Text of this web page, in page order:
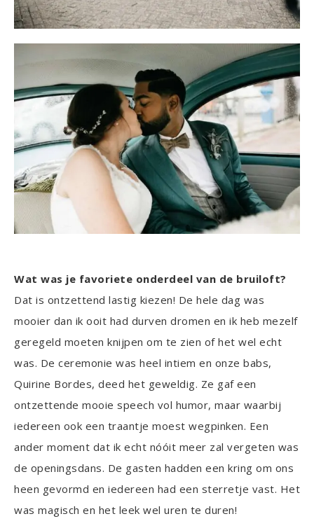
Wat was je favoriete onderdeel van de bruiloft?
Dat is ontzettend lastig kiezen! De hele dag was
mooier dan ik ooit had durven dromen en ik heb mezelf
geregeld moeten knijpen om te zien of het wel echt
was. De ceremonie was heel intiem en onze babs,
Quirine Bordes, deed het geweldig. Ze gaf een
ontzettende mooie speech vol humor, maar waarbij
iedereen ook een traantje moest wegpinken. Een
ander moment dat ik echt nóóit meer zal vergeten was
de openingsdans. De gasten hadden een kring om ons
heen gevormd en iedereen had een sterretje vast. Het
was magisch en het leek wel uren te duren!